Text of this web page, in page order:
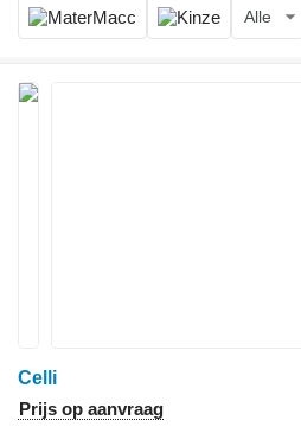
Alle
Celli
Prijs op aanvraag